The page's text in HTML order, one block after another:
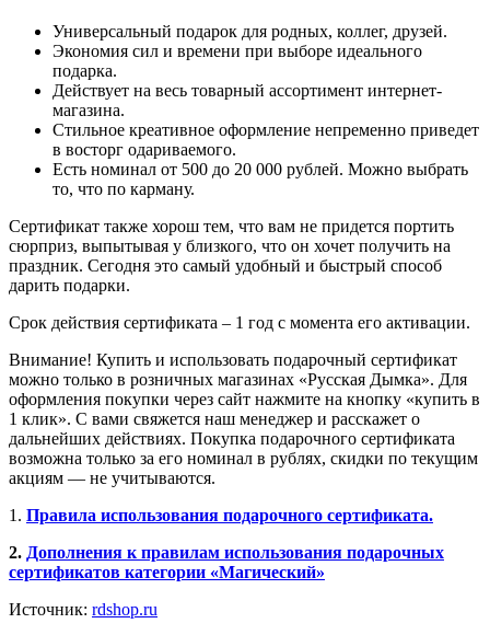
Универсальный подарок для родных, коллег, друзей.
Экономия сил и времени при выборе идеального
подарка.
Действует на весь товарный ассортимент интернет-
магазина.
Стильное креативное оформление непременно приведет
в восторг одариваемого.
Есть номинал от 500 до 20 000 рублей. Можно выбрать
то, что по карману.
Сертификат также хорош тем, что вам не придется портить
сюрприз, выпытывая у близкого, что он хочет получить на
праздник. Сегодня это самый удобный и быстрый способ
дарить подарки.
Срок действия сертификата – 1 год с момента его активации.
Внимание! Купить и использовать подарочный сертификат
можно только в розничных магазинах «Русская Дымка». Для
оформления покупки через сайт нажмите на кнопку «купить в
1 клик». С вами свяжется наш менеджер и расскажет о
дальнейших действиях. Покупка подарочного сертификата
возможна только за его номинал в рублях, скидки по текущим
акциям — не учитываются.
1. Правила использования подарочного сертификата.
2. Дополнения к правилам использования подарочных
сертификатов категории «Магический»
Источник: rdshop.ru